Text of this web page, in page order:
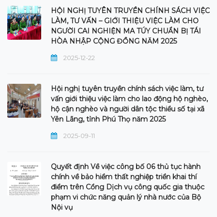
HỘI NGHỊ TUYÊN TRUYỀN CHÍNH SÁCH VIỆC
LÀM, TƯ VẤN – GIỚI THIỆU VIỆC LÀM CHO
NGƯỜI CAI NGHIỆN MA TÚY CHUẨN BỊ TÁI
HÒA NHẬP CỘNG ĐỒNG NĂM 2025
2025-12-22
Hội nghị tuyên truyền chính sách việc làm, tư
vấn giới thiệu việc làm cho lao động hộ nghèo,
hộ cận nghèo và người dân tộc thiểu số tại xã
Yên Lãng, tỉnh Phú Thọ năm 2025
2025-09-11
Quyết định Về việc công bố 06 thủ tục hành
chính về bảo hiểm thất nghiệp triển khai thí
điểm trên Cổng Dịch vụ công quốc gia thuộc
phạm vi chức năng quản lý nhà nước của Bộ
Nội vụ